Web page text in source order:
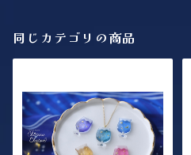
同じカテゴリの商品